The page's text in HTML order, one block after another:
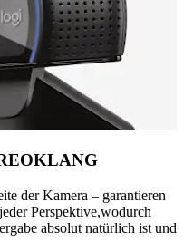
der Kamera – garantieren
Perspektive,wodurch
absolut natürlich ist und